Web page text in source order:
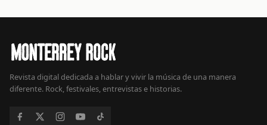
Revista digital dedicada a hablar y vivir la música de una manera
diferente. Rock, festivales, entrevistas e historias.